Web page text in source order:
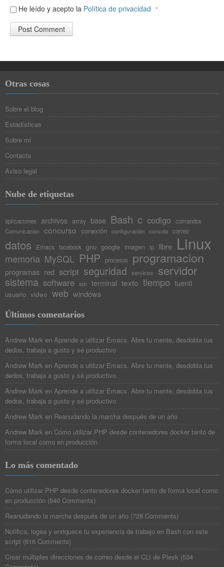
He leído y acepto la Política de privacidad *
Otras cosas
Sobre el blog
Estadísticas
Sobre mí
Contacto
Aviso legal
Nube de etiquetas
aplicaciones archivos array base Bash c codigo
comandos
Comunicación concurso conexión configuración consola correo
datos Emacs facebook gnu google imagen ip libre Linux
memoria MySQL PHP procesos programacion
programas red script seguridad servicios servidor
sistema software ssh terminal texto tiempo tuenti
usuario video web windows
Últimos comentarios
Andrew Mark en Aprende a utilizar Emacs. Abre tu mente, desdobla tus
dedos, trabaja a gusto y sé productivo
Andrew Mark en Aprende a utilizar Emacs. Abre tu mente, desdobla tus
dedos, trabaja a gusto y sé productivo
Andrew Mark en Aprende a utilizar Emacs. Abre tu mente, desdobla tus
dedos, trabaja a gusto y sé productivo
Andrew Mark en Reanudando la marcha después de un año
Andrew Mark en Cómo utilizar PHP desde contenedores docker tanto de
forma local como en producción
Lo más comentado
Cómo utilizar PHP desde contenedores docker tanto de forma local como
en producción (840 Comments)
Reanudando la marcha después de un año (728 Comments)
Notifica, logea y enriquece tu experiencia de trabajo en Bash con este
script (616 Comments)
Crear múltiples direcciones de correo desde el CLI de Plesk (534